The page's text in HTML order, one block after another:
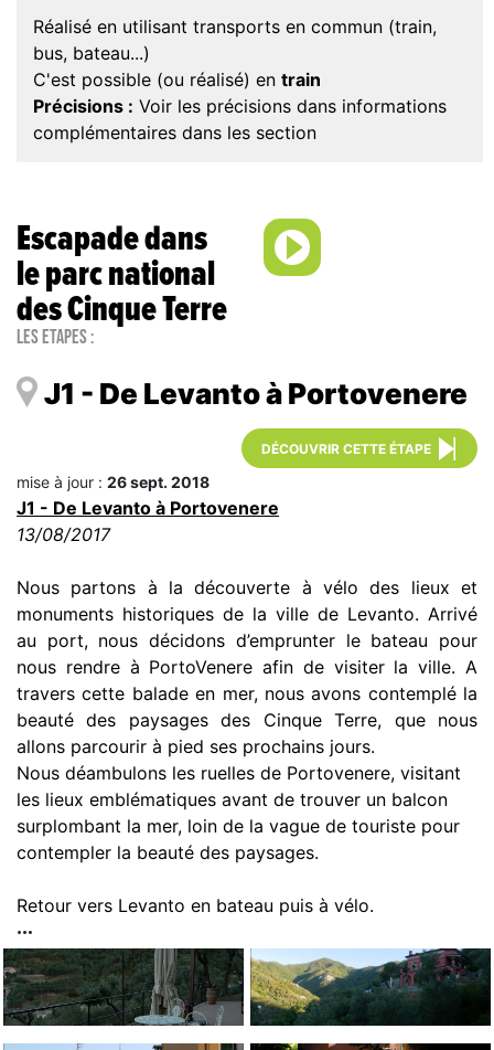
Réalisé en utilisant transports en commun (train,
bus, bateau...)
C'est possible (ou réalisé) en train
Précisions : Voir les précisions dans informations
complémentaires dans les section
Escapade dans
le parc national
des Cinque Terre
Les étapes :
J1 - De Levanto à Portovenere
DÉCOUVRIR CETTE ÉTAPE
mise à jour : 26 sept. 2018
J1 - De Levanto à Portovenere
13/08/2017
Nous partons à la découverte à vélo des lieux et
monuments historiques de la ville de Levanto. Arrivé
au port, nous décidons d’emprunter le bateau pour
nous rendre à PortoVenere afin de visiter la ville. A
travers cette balade en mer, nous avons contemplé la
beauté des paysages des Cinque Terre, que nous
allons parcourir à pied ses prochains jours.
Nous déambulons les ruelles de Portovenere, visitant
les lieux emblématiques avant de trouver un balcon
surplombant la mer, loin de la vague de touriste pour
contempler la beauté des paysages.
Retour vers Levanto en bateau puis à vélo.